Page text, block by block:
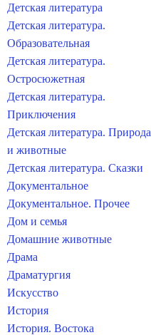
Детская литература
Детская литература.
Образовательная
Детская литература.
Остросюжетная
Детская литература.
Приключения
Детская литература. Природа
и животные
Детская литература. Сказки
Документальное
Документальное. Прочее
Дом и семья
Домашние животные
Драма
Драматургия
Искусство
История
История. Востока